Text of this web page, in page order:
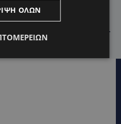
Πότε επιτρέπεται και
έχεις μαϊμού ως κατοικίδιο –
νόμιμα
ΌΛΩΝ